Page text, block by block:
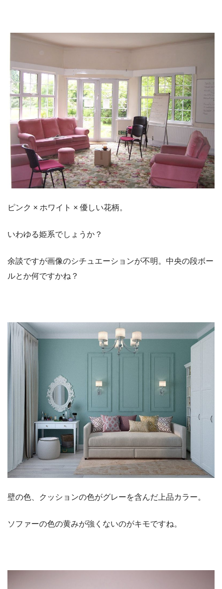
ピンク × ホワイト × 優しい花柄。
いわゆる姫系でしょうか？
余談ですが画像のシチュエーションが不明。中央の段ボー
ルとか何ですかね？
壁の色、クッションの色がグレーを含んだ上品カラー。
ソファーの色の黄みが強くないのがキモですね。